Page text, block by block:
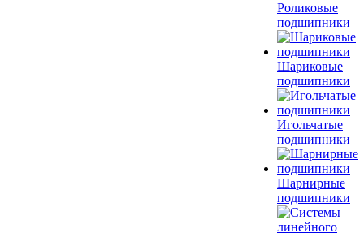
Роликовые
подшипники
Шариковые
подшипники
Игольчатые
подшипники
Шарнирные
подшипники